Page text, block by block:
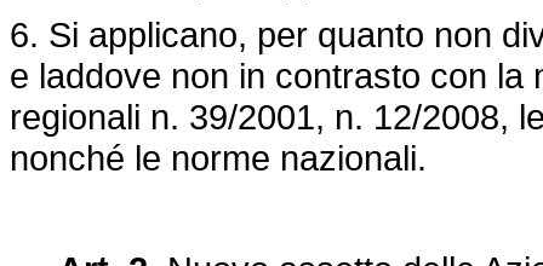
6. Si applicano, per quanto non
e laddove non in contrasto con la
regionali n. 39/2001, n. 12/2008,
nonché le norme nazionali.